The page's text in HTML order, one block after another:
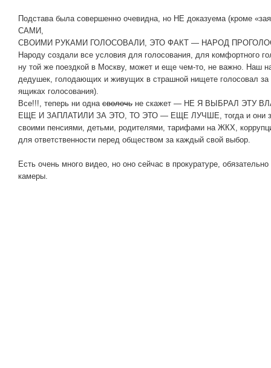
Подстава была совершенно очевидна, но НЕ доказуема (кроме
САМИ,
СВОИМИ РУКАМИ ГОЛОСОВАЛИ, ЭТО ФАКТ — НАРОД
Народу создали все условия для голосования, для комфортного
ну той же поездкой в Москву, может и еще чем-то, не важно. Наш
дедушек, голодающих и живущих в страшной нищете голосовал
ящиках голосования).
Все!!!, теперь ни одна сволочь не скажет — НЕ Я ВЫБРАЛ ЭТУ
ЕЩЕ И ЗАПЛАТИЛИ ЗА ЭТО, ТО ЭТО — ЕЩЕ ЛУЧШЕ, тогда и они
своими пенсиями, детьми, родителями, тарифами на ЖКХ,
для ответственности перед обществом за каждый свой выбор.
Есть очень много видео, но оно сейчас в прокуратуре,
камеры.